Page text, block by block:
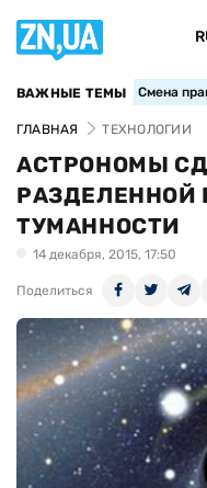
ВАЖНЫЕ ТЕМЫ Смена
ГЛАВНАЯ ТЕХНОЛОГИИ
АСТРОНОМЫ
РАЗДЕЛЕННОЙ
ТУМАННОСТИ
14 декабря, 2015, 17:50
Поделиться